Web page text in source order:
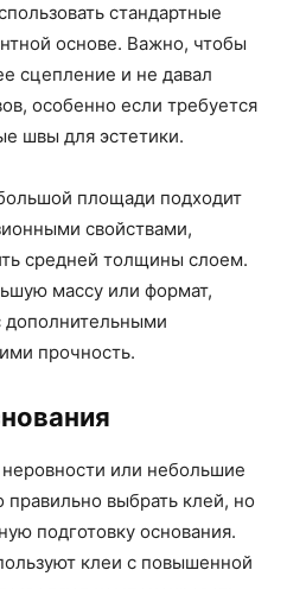
стандартные
основе. Важно, чтобы
сцепление и не давал
особенно если требуется
швы для эстетики.
площади подходит
свойствами,
средней толщины слоем.
массу или формат,
дополнительными
прочность.
или небольшие
выбрать клей, но
подготовку основания.
клеи с повышенной